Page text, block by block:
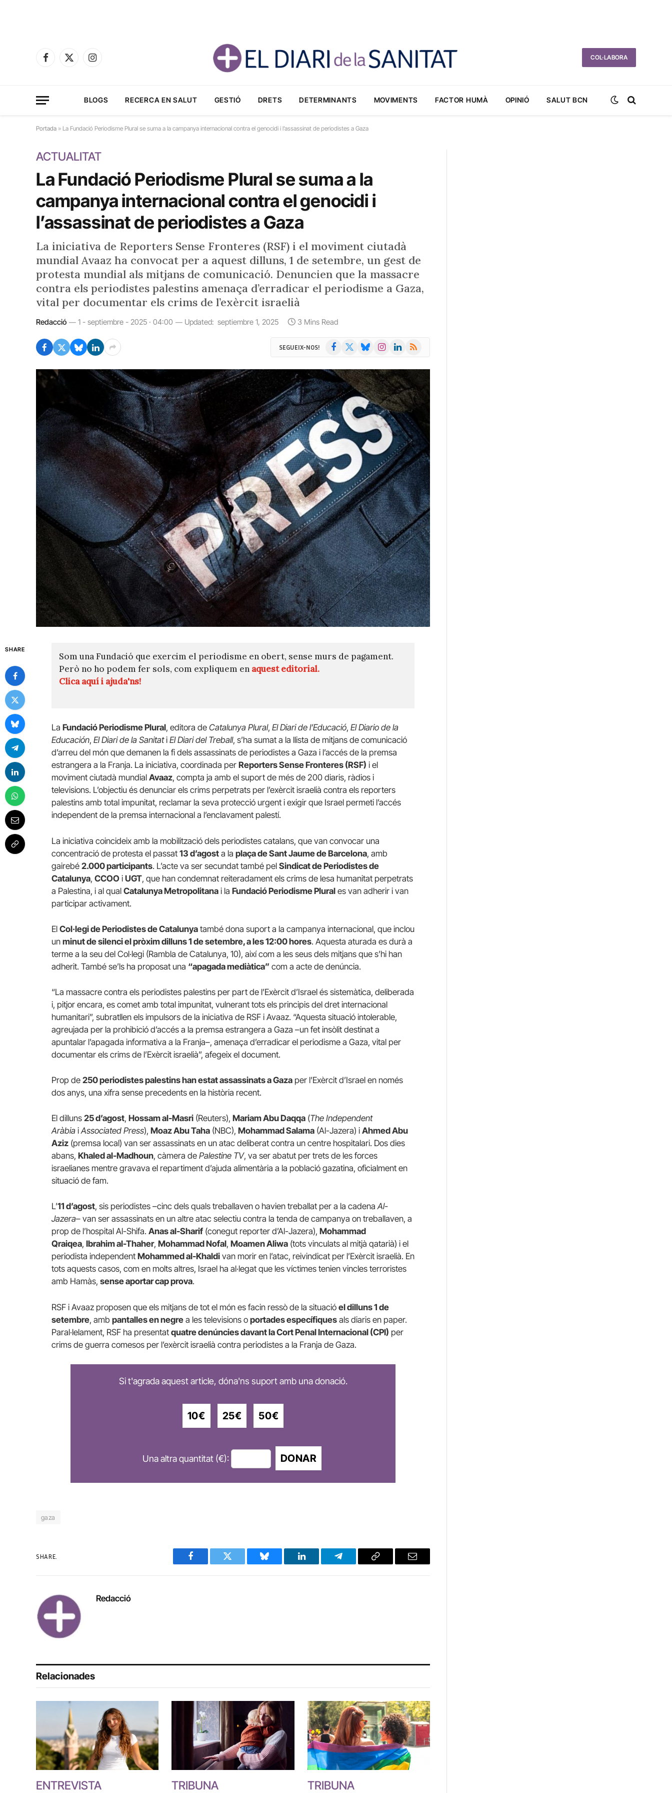
Facebook
X
Instagram
COL·LABORA
BLOGS RECERCA EN SALUT GESTIÓ DRETS DETERMINANTS MOVIMENTS FACTOR HUMÀ OPINIÓ SALUT BCN
Portada » La Fundació Periodisme Plural se suma a la campanya internacional contra el genocidi i l’assassinat de periodistes a Gaza
ACTUALITAT
La Fundació Periodisme Plural se suma a la
campanya internacional contra el genocidi i
l’assassinat de periodistes a Gaza
La iniciativa de Reporters Sense Fronteres (RSF) i el moviment ciutadà
mundial Avaaz ha convocat per a aquest dilluns, 1 de setembre, un gest de
protesta mundial als mitjans de comunicació. Denuncien que la massacre
contra els periodistes palestins amenaça d’erradicar el periodisme a Gaza,
vital per documentar els crims de l’exèrcit israelià
Redacció 1 - septiembre - 2025 · 04:00 Updated: septiembre 1, 2025 3 Mins Read
SEGUEIX-NOS! Facebook BlueskyInstagramLinkedIn
RSS
SHARE
Som una Fundació que exercim el periodisme en obert, sense murs de pagament.
Però no ho podem fer sols, com expliquem en aquest editorial.
Clica aquí i ajuda'ns!
La Fundació Periodisme Plural, editora de Catalunya Plural, El Diari de l’Educació, El Diario de la
Educación, El Diari de la Sanitati El Diari del Treball, s’ha sumat a la llista de mitjans de comunicació
d’arreu del món que demanen la fi dels assassinats de periodistes a Gaza i l’accés de la premsa
estrangera a la Franja. La iniciativa, coordinada per Reporters Sense Fronteres (RSF) i el
moviment ciutadà mundial Avaaz, compta ja amb el suport de més de 200 diaris, ràdios i
televisions. L’objectiu és denunciar els crims perpetrats per l’exèrcit israelià contra els reporters
palestins amb total impunitat, reclamar la seva protecció urgent i exigir que Israel permeti l’accés
independent de la premsa internacional a l’enclavament palestí.
La iniciativa coincideix amb la mobilització dels periodistes catalans, que van convocar una
concentració de protesta el passat 13 d’agost a la plaça de Sant Jaume de Barcelona, amb
gairebé 2.000 participants. L’acte va ser secundat també pel Sindicat de Periodistes de
Catalunya, CCOO i UGT, que han condemnat reiteradament els crims de lesa humanitat perpetrats
a Palestina, i al qual Catalunya Metropolitana i la Fundació Periodisme Plural es van adherir i van
participar activament.
El Col·legi de Periodistes de Catalunya també dona suport a la campanya internacional, que inclou
un minut de silenci el pròxim dilluns 1 de setembre, a les 12:00 hores. Aquesta aturada es durà a
terme a la seu del Col·legi (Rambla de Catalunya, 10), així com a les seus dels mitjans que s’hi han
adherit. També se’ls ha proposat una “apagada mediàtica” com a acte de denúncia.
“La massacre contra els periodistes palestins per part de l’Exèrcit d’Israel és sistemàtica, deliberada
i, pitjor encara, es comet amb total impunitat, vulnerant tots els principis del dret internacional
humanitari”, subratllen els impulsors de la iniciativa de RSF i Avaaz. “Aquesta situació intolerable,
agreujada per la prohibició d’accés a la premsa estrangera a Gaza –un fet insòlit destinat a
apuntalar l’apagada informativa a la Franja–, amenaça d’erradicar el periodisme a Gaza, vital per
documentar els crims de l’Exèrcit israelià”, afegeix el document.
Prop de 250 periodistes palestins han estat assassinats a Gaza per l’Exèrcit d’Israel en només
dos anys, una xifra sense precedents en la història recent.
El dilluns 25 d’agost, Hossam al-Masri (Reuters), Mariam Abu Daqqa (The Independent
Aràbia iAssociated Press), Moaz Abu Taha (NBC), Mohammad Salama (Al-Jazera) i Ahmed Abu
Aziz (premsa local) van ser assassinats en un atac deliberat contra un centre hospitalari. Dos dies
abans, Khaled al-Madhoun, càmera de Palestine TV, va ser abatut per trets de les forces
israelianes mentre gravava el repartiment d’ajuda alimentària a la població gazatina, oficialment en
situació de fam.
L’11 d’agost, sis periodistes –cinc dels quals treballaven o havien treballat per a la cadenaAl-
Jazera– van ser assassinats en un altre atac selectiu contra la tenda de campanya on treballaven, a
prop de l’hospital Al-Shifa. Anas al-Sharif (conegut reporter d’Al-Jazera), Mohammad
Qraiqea, Ibrahim al-Thaher, Mohammad Nofal, Moamen Aliwa (tots vinculats al mitjà qatarià) i el
periodista independent Mohammed al-Khaldi van morir en l’atac, reivindicat per l’Exèrcit israelià. En
tots aquests casos, com en molts altres, Israel ha al·legat que les víctimes tenien vincles terroristes
amb Hamàs, sense aportar cap prova.
RSF i Avaaz proposen que els mitjans de tot el món es facin ressò de la situació el dilluns 1 de
setembre, amb pantalles en negre a les televisions o portades específiques als diaris en paper.
Paral·lelament, RSF ha presentat quatre denúncies davant la Cort Penal Internacional (CPI) per
crims de guerra comesos per l’exèrcit israelià contra periodistes a la Franja de Gaza.
Si t'agrada aquest article, dóna'ns suport amb una donació.
10€ 25€ 50€
Una altra quantitat (€): DONAR
gaza
SHARE.
Facebook Twitter Bluesky LinkedIn Telegram Copy
Email
Redacció
Relacionades
ENTREVISTA TRIBUNA TRIBUNA